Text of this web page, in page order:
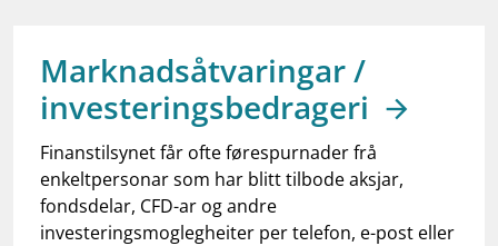
dashboardInformasjon for investorer
notifications_noneAbonner på nyhetsvarsel
Marknadsåtvaringar /
investeringsbedrageri
Finanstilsynet får ofte førespurnader frå
enkeltpersonar som har blitt tilbode aksjar,
fondsdelar, CFD-ar og andre
investeringsmoglegheiter per telefon, e-post eller